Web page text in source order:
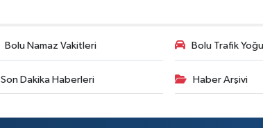
Bolu Namaz Vakitleri Bolu Trafik
Son Dakika Haberleri Haber Arşivi